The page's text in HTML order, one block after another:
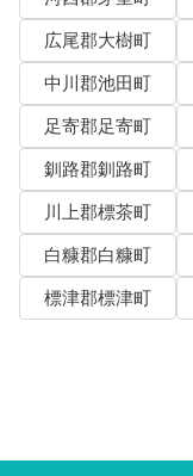
広尾郡大樹町
中川郡池田町
足寄郡足寄町
釧路郡釧路町
川上郡標茶町
白糠郡白糠町
標津郡標津町